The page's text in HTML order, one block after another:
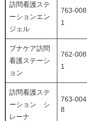
訪問看護ステ
ーションエン
ジェル
763-008
1
プナケア訪問
看護ステーシ
ョン
762-008
1
訪問看護ステ
ーション シ
レーナ
763-004
8